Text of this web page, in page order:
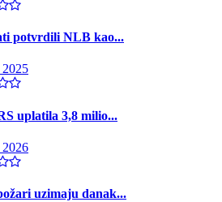
potvrdili NLB kao...
uplatila 3,8 milio...
uzimaju danak...